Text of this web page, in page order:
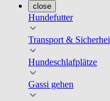
close
Hundefutter
Transport &
Hundeschlafplätze
Gassi gehen